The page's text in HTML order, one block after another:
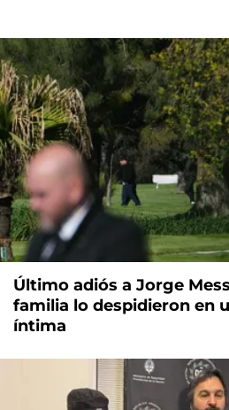
Último adiós a Jorge
familia lo despidieron en
íntima